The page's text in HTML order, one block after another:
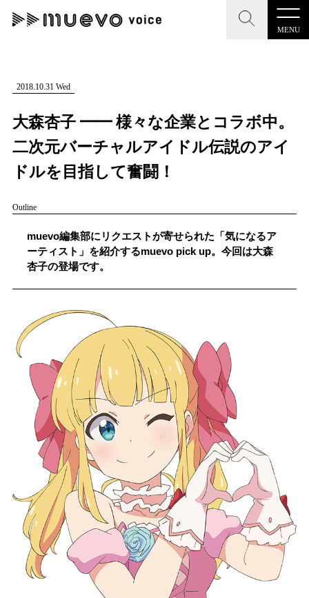
MENU
CLOSE
記事を検索する
#男性シンガー #HR/HM #女性シンガー
#ヒップホップ #男性シンガーグループ
CLOSE
"読者の声を形にする”音楽特化メディア
記事一覧
プレスリリース一覧
会社概要
記事リクエスト
ログイン
muevoクラウドファンディング
muevoコミュニティ
ぶいクラ！by muevo
ぶいコミュ！by muevo
ぶいマガ！ by muevo
2018.10.31 Wed
大森杏子 ━━ 様々な企業とコラボ中。
二次元バーチャルアイドル伝説のアイ
ドルを目指して奮闘！
Outline
muevo編集部にリクエストが寄せられた「気になるア
ーティスト」を紹介するmuevo pick up。今回は大森
杏子の登場です。